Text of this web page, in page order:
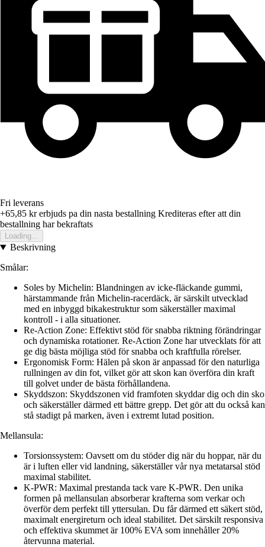
Fri leverans
+65,85 krerbjuds pa din nasta bestallning Krediteras efter att din
bestallning har bekraftats
Loading...
Beskrivning
Smålar:
Soles by Michelin: Blandningen av icke-fläckande gummi,
härstammande från Michelin-racerdäck, är särskilt utvecklad
med en inbyggd bikakestruktur som säkerställer maximal
kontroll - i alla situationer.
Re-Action Zone: Effektivt stöd för snabba riktning förändringar
och dynamiska rotationer. Re-Action Zone har utvecklats för att
ge dig bästa möjliga stöd för snabba och kraftfulla rörelser.
Ergonomisk Form: Hälen på skon är anpassad för den naturliga
rullningen av din fot, vilket gör att skon kan överföra din kraft
till golvet under de bästa förhållandena.
Skyddszon: Skyddszonen vid framfoten skyddar dig och din sko
och säkerställer därmed ett bättre grepp. Det gör att du också kan
stå stadigt på marken, även i extremt lutad position.
Mellansula:
Torsionssystem: Oavsett om du stöder dig när du hoppar, när du
är i luften eller vid landning, säkerställer vår nya metatarsal stöd
maximal stabilitet.
K-PWR: Maximal prestanda tack vare K-PWR. Den unika
formen på mellansulan absorberar krafterna som verkar och
överför dem perfekt till yttersulan. Du får därmed ett säkert stöd,
maximalt energireturn och ideal stabilitet. Det särskilt responsiva
och effektiva skummet är 100% EVA som innehåller 20%
återvunna material.